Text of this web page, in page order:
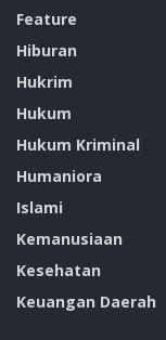
Feature
Hiburan
Hukrim
Hukum
Hukum Kriminal
Humaniora
Islami
Kemanusiaan
Kesehatan
Keuangan Daerah